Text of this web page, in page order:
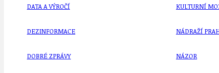
DATA A VÝROČÍ
DEZINFORMACE
DOBRÉ ZPRÁVY
KULTURNÍ
NÁDRAŽÍ
NÁZOR